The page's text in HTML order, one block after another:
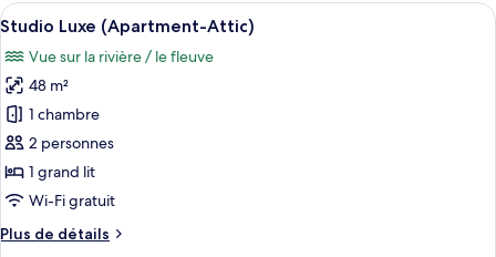
de
Studio
(Apartment)
Afficher
toutes
les
photos
pour
ce
type
de
chambre :
Studio
Une chambre à coucher avec un lit,
10
Studio Luxe (Apartment-Attic)
Vue sur la rivière / le fleuve
48 m²
1 chambre
2 personnes
1 grand lit
Wi-Fi gratuit
Plus de détails
Plus